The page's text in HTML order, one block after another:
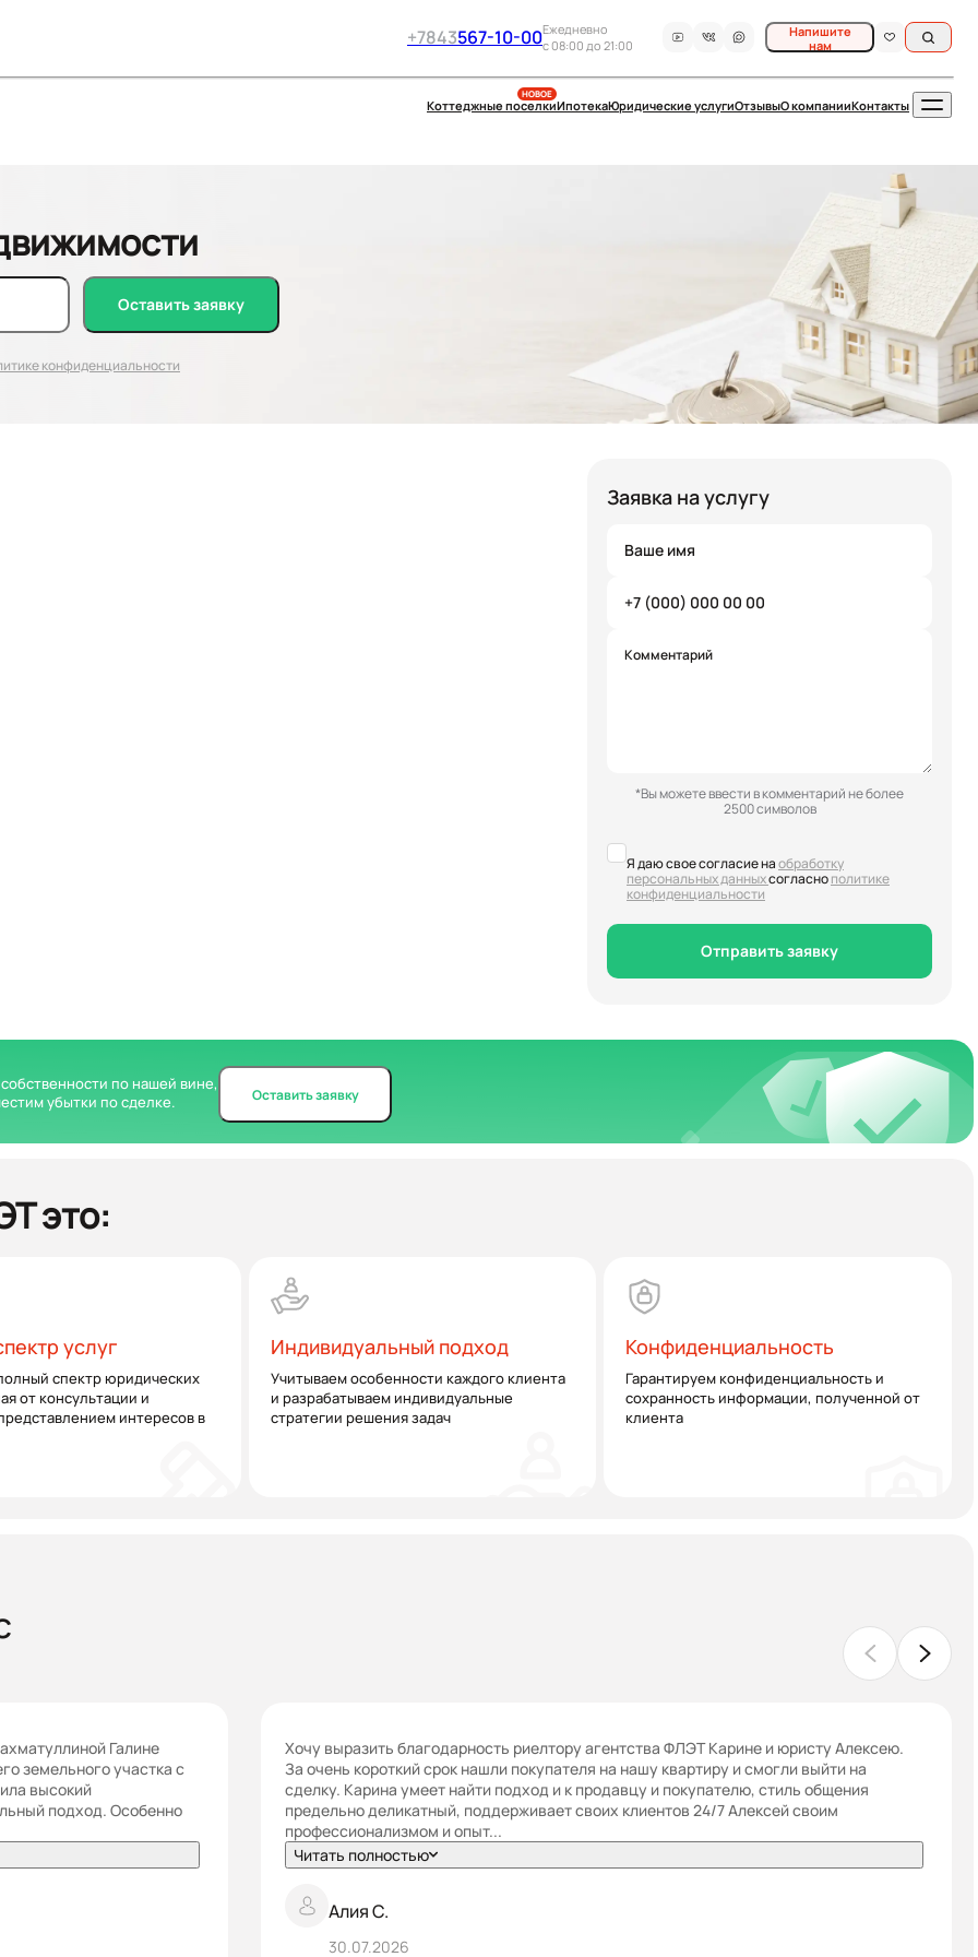
+7843567-10-00Ежедневно
c 08:00 до 21:00
Напишите
нам
НОВОЕ
Коттеджные поселкиИпотекаЮридические услугиОтзывыО компанииКонтакты
Оставить заявку
конфиденциальности
Заявка на услугу
*Вы можете ввести в комментарий не более
2500 символов
Я даю свое согласие наобработку
персональных данныхсогласнополитике
конфиденциальности
Отправить заявку
по нашей вине,
убытки по сделке.
Оставить заявку
это:
услуг
спектр юридических
от консультации и
интересов в
Индивидуальный подход
Учитываем особенности каждого клиента
и разрабатываем индивидуальные
стратегии решения задач
Конфиденциальность
Гарантируем конфиденциальность и
сохранность информации, полученной от
клиента
Галине
земельного участка с
высокий
подход. Особенно
Хочу выразить благодарность риелтору агентства ФЛЭТ Карине и юристу Алексею.
За очень короткий срок нашли покупателя на нашу квартиру и смогли выйти на
сделку. Карина умеет найти подход и к продавцу и покупателю, стиль общения
предельно деликатный, поддерживает своих клиентов 24/7 Алексей своим
профессионализмом и опыт...
Читать полностью
Алия С.
30.07.2026